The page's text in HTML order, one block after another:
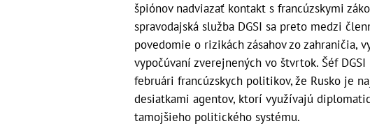
špiónov nadviazať kontakt s francúzskymi
spravodajská služba DGSI sa preto medzi
povedomie o rizikách zásahov zo zahraničia,
vypočúvaní zverejnených vo štvrtok. Šéf
februári francúzskych politikov, že Rusko je
desiatkami agentov, ktorí využívajú
tamojšieho politického systému.